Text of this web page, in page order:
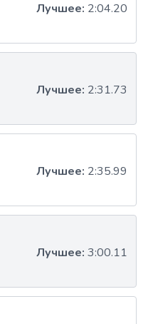
Лучшее: 2:04.20
Лучшее: 2:31.73
Лучшее: 2:35.99
Лучшее: 3:00.11